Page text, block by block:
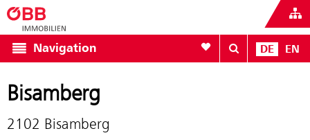
Navigation Zur Favoritenliste
DE EN
Bisamberg
2102 Bisamberg